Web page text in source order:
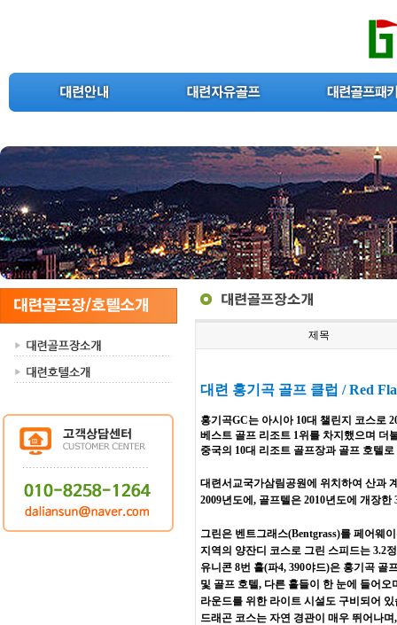
제목
대련 홍기곡 골프 클럽 / Red
홍기곡GC는 아시아 10대 챌린지 코스로
베스트 골프 리조트 1위를 차지했으며 더
중국의 10대 리조트 골프장과 골프 호텔
대련서교국가삼림공원에 위치하여 산과
2009년도에, 골프텔은 2010년도에 개장
그린은 벤트그래스(Bentgrass)를 페어웨
지역의 양잔디 코스로 그린 스피드는 3.2
유니콘 8번 홀(파4, 390야드)은 홍기곡
및 골프 호텔, 다른 홀들이 한 눈에 들어
라운드를 위한 라이트 시설도 구비되어
드래곤 코스는 자연 경관이 매우 뛰어나